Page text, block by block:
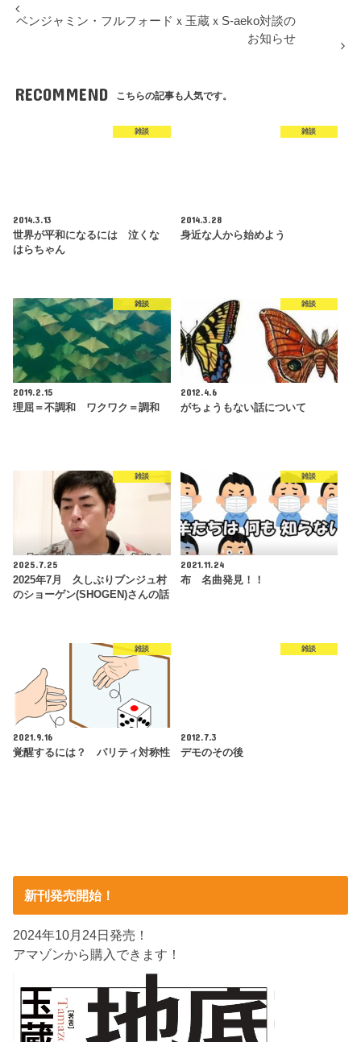
ベンジャミン・フルフォードｘ玉蔵ｘS-aeko対談の
お知らせ
RECOMMEND こちらの記事も人気です。
雑談
2014.3.13
世界が平和になるには 泣くな
はらちゃん
雑談
2014.3.28
身近な人から始めよう
雑談
2019.2.15
理屈＝不調和 ワクワク＝調和
雑談
2012.4.6
がちょうもない話について
雑談
2025.7.25
2025年7月 久しぶりブンジュ村
のショーゲン(SHOGEN)さんの話
雑談
2021.11.24
布 名曲発見！！
雑談
2021.9.16
覚醒するには？ パリティ対称性
雑談
2012.7.3
デモのその後
新刊発売開始！
2024年10月24日発売！
アマゾンから購入できます！